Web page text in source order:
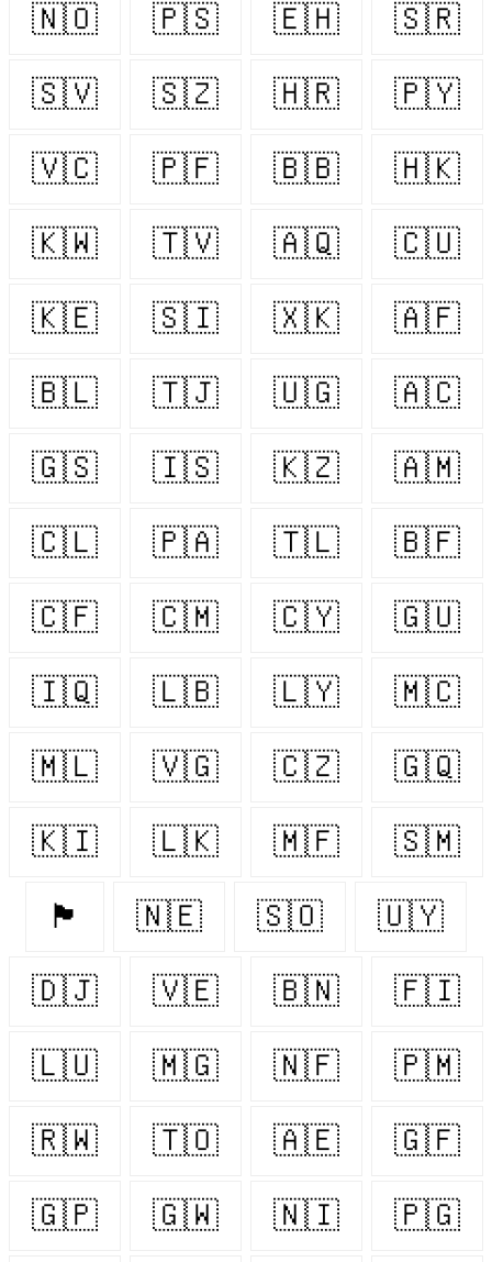
🇳🇴 🇵🇸 🇪🇭 🇸🇷
🇸🇻 🇸🇿 🇭🇷 🇵🇾
🇻🇨 🇵🇫 🇧🇧 🇭🇰
🇰🇼 🇹🇻 🇦🇶 🇨🇺
🇰🇪 🇸🇮 🇽🇰 🇦🇫
🇧🇱 🇹🇯 🇺🇬 🇦🇨
🇬🇸 🇮🇸 🇰🇿 🇦🇲
🇨🇱 🇵🇦 🇹🇱 🇧🇫
🇨🇫 🇨🇲 🇨🇾 🇬🇺
🇮🇶 🇱🇧 🇱🇾 🇲🇨
🇲🇱 🇻🇬 🇨🇿 🇬🇶
🇰🇮 🇱🇰 🇲🇫 🇸🇲
🏴󠁧󠁢󠁷󠁬󠁳󠁿 🇳🇪 🇸🇴 🇺🇾
🇩🇯 🇻🇪 🇧🇳 🇫🇮
🇱🇺 🇲🇬 🇳🇫 🇵🇲
🇷🇼 🇹🇴 🇦🇪 🇬🇫
🇬🇵 🇬🇼 🇳🇮 🇵🇬